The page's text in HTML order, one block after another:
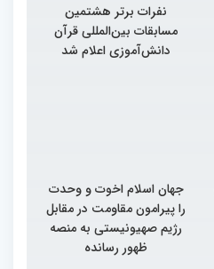
نفرات برتر هشتمین
مسابقات بین‌المللی قرآن
دانش‌آموزی اعلام شد
جهان اسلام اخوت و وحدت
را پیرامون مقاومت در مقابل
رژیم صهیونیستی به منصه
ظهور رسانده